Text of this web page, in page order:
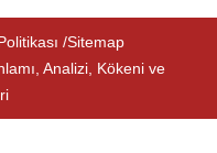
Sitemap
Analizi, Kökeni ve